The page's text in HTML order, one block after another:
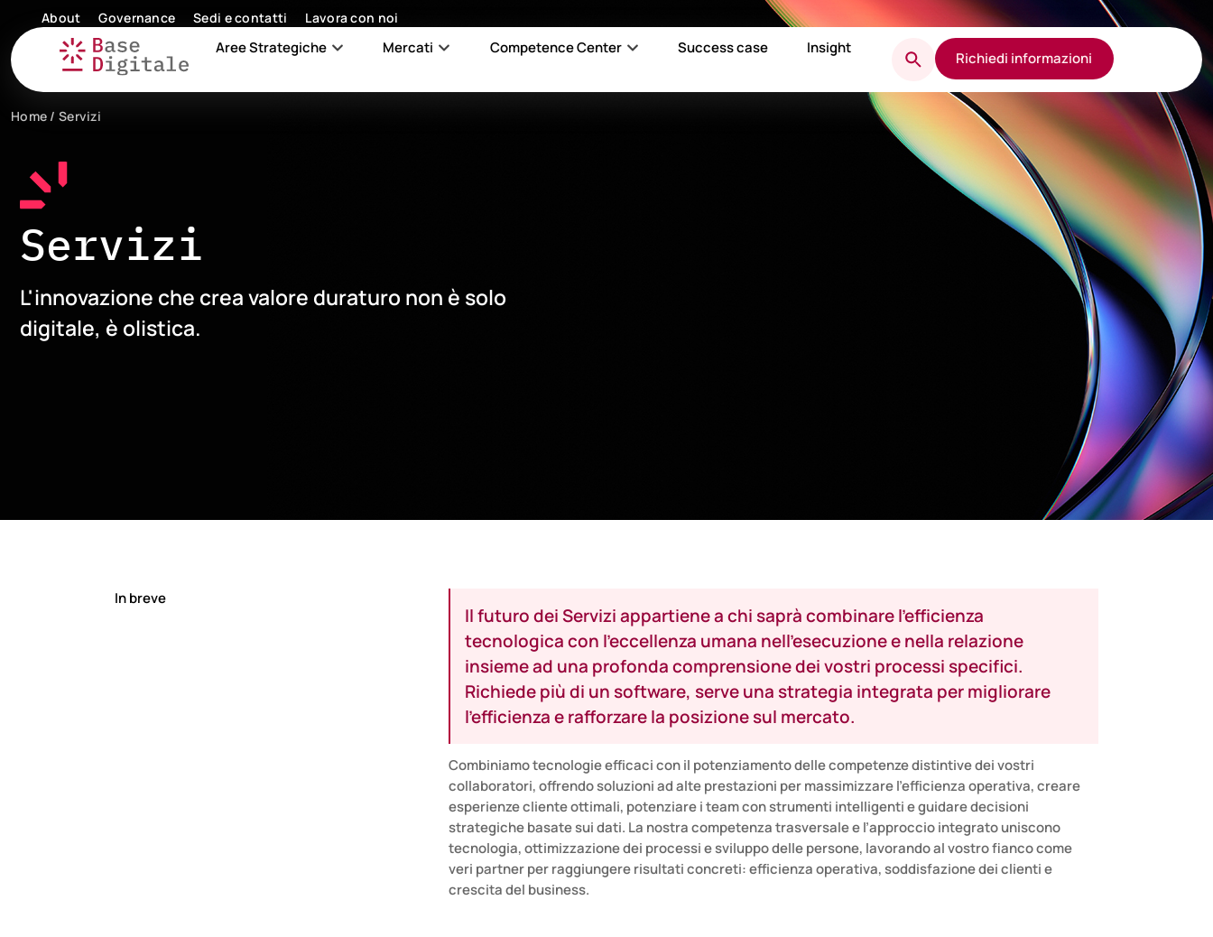
About Governance Sedi e contatti Lavora con noi
Aree Strategiche Mercati Competence Center Success case Insight
Richiedi informazioni
Home / Servizi
Servizi
L'innovazione che crea valore duraturo non è solo
digitale, è olistica.
In breve​
Il futuro dei Servizi appartiene a chi saprà combinare l'efficienza
tecnologica con l'eccellenza umana nell'esecuzione e nella relazione
insieme ad una profonda comprensione dei vostri processi specifici.
Richiede più di un software, serve una strategia integrata per migliorare
l’efficienza e rafforzare la posizione sul mercato.
Combiniamo tecnologie efficaci con il potenziamento delle competenze distintive dei vostri
collaboratori, offrendo soluzioni ad alte prestazioni per massimizzare l’efficienza operativa, creare
esperienze cliente ottimali, potenziarei teamcon strumenti intelligenti e guidare decisioni
strategiche basate sui dati. La nostra competenza trasversale e l’approccio integrato uniscono
tecnologia, ottimizzazione dei processi e sviluppo delle persone, lavorando al vostro fianco come
veri partner per raggiungere risultati concreti: efficienza operativa, soddisfazione dei clienti e
crescita del business.